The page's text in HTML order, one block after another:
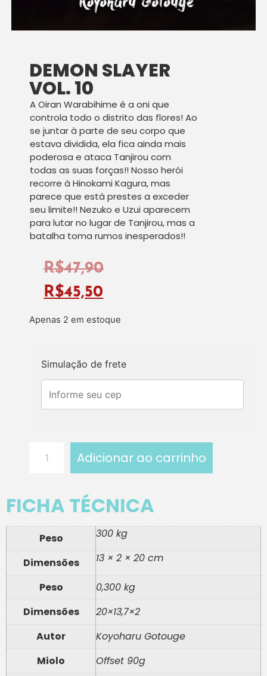
DEMON SLAYER
VOL. 10
A Oiran Warabihime é a oni que
controla todo o distrito das flores! Ao
se juntar à parte de seu corpo que
estava dividida, ela fica ainda mais
poderosa e ataca Tanjirou com
todas as suas forças!! Nosso herói
recorre à Hinokami Kagura, mas
parece que está prestes a exceder
seu limite!! Nezuko e Uzui aparecem
para lutar no lugar de Tanjirou, mas a
batalha toma rumos inesperados!!
R$47,90
R$45,50
Apenas 2 em estoque
Simulação de frete
Adicionar ao carrinho
FICHA TÉCNICA
Peso 300 kg
Dimensões 13 × 2 × 20 cm
Peso
0,300 kg
Dimensões
20×13,7×2
Autor
Koyoharu Gotouge
Miolo
Offset 90g